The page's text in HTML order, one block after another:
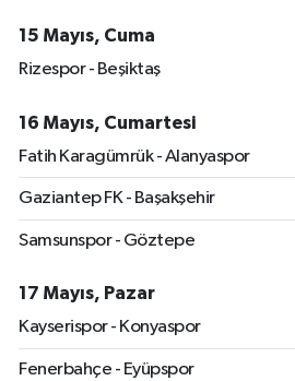
15 Mayıs, Cuma
Rizespor - Beşiktaş
16 Mayıs, Cumartesi
Fatih Karagümrük - Alanyaspor
Gaziantep FK - Başakşehir
Samsunspor - Göztepe
17 Mayıs, Pazar
Kayserispor - Konyaspor
Fenerbahçe - Eyüpspor